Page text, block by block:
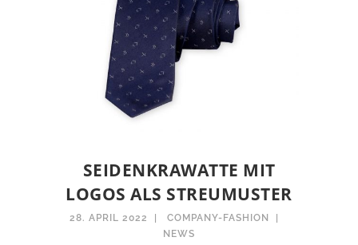
SEIDENKRAWATTE MIT
LOGOS ALS STREUMUSTER
28. APRIL 2022
COMPANY-FASHION
NEWS